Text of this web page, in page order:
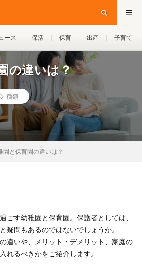
ース 保活 保育 出産 子育て
の違いは？
種類
園と保育園の違いは？
ごす幼稚園と保育園。保護者としては、
疑問もあるのではないでしょうか。
違いや、メリット・デメリット、家庭の
れるべきかをご紹介します。